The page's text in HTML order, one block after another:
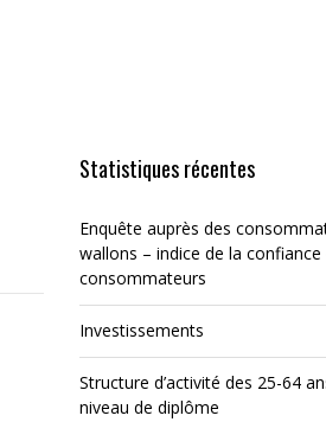
Statistiques récentes
Enquête auprès des
wallons – indice de la confiance
consommateurs
Investissements
Structure d’activité des 25-64
niveau de diplôme